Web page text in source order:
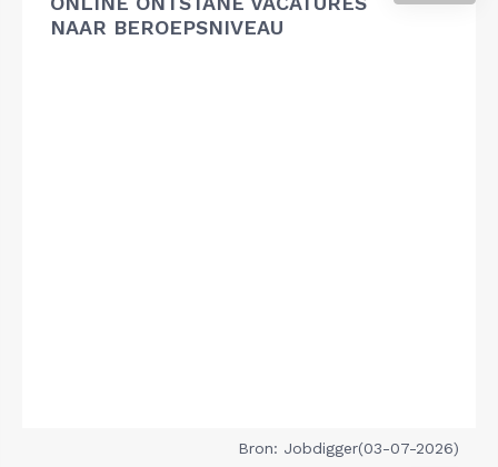
NAAR BEROEPSNIVEAU
Bron: Jobdigger(03-07-2026)